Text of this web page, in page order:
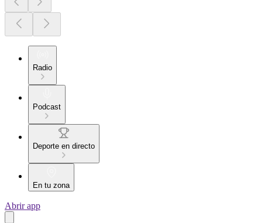
Radio
Podcast
Deporte en directo
En tu zona
Abrir app